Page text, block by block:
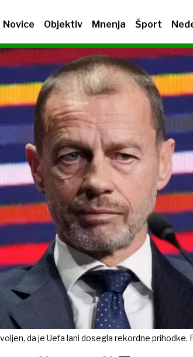
Novice Objektiv Mnenja Šport
da je Uefa lani dosegla rekordne prihodke.